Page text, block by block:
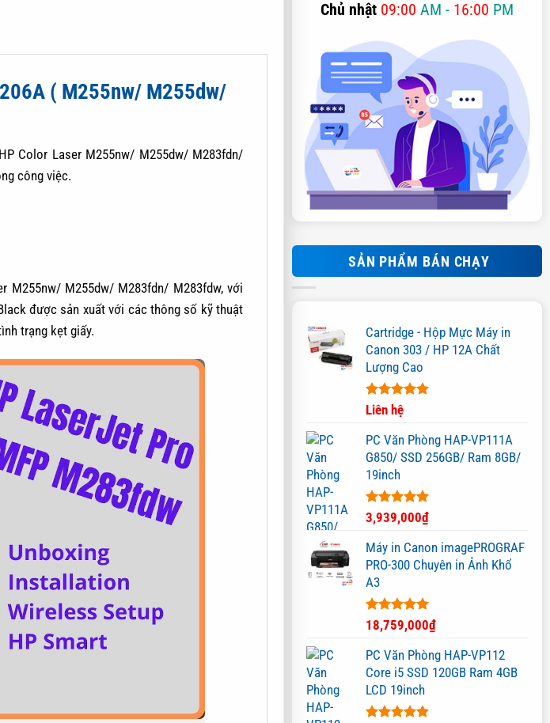
Chủ nhật 09:00 AM - 16:00 PM
SẢN PHẨM BÁN CHẠY
Cartridge - Hộp Mực Máy in
Canon 303 / HP 12A Chất
Lượng Cao
Được xếp
5.00
5 sao
Liên hệ
PC Văn Phòng HAP-VP111A
G850/ SSD 256GB/ Ram 8GB/
19inch
Được xếp
hạng 5.00
5 sao
3,939,000₫
Máy in Canon imagePROGRAF
PRO-300 Chuyên in Ảnh Khổ
A3
Được xếp
hạng
5.00
5 sao
18,759,000₫
PC Văn Phòng HAP-VP112
Core i5 SSD 120GB Ram 4GB
LCD 19inch
( M255nw/ M255dw/
Color Laser M255nw/ M255dw/ M283fdn/
công việc.
M255nw/ M255dw/ M283fdn/ M283fdw, với
được sản xuất với các thông số kỹ thuật
trạng kẹt giấy.